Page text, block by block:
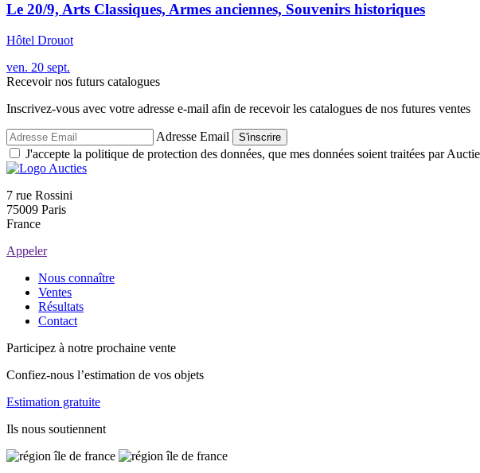
Le 20/9, Arts Classiques, Armes anciennes, Souvenirs historiques
Hôtel Drouot
ven. 20 sept.
Recevoir nos futurs catalogues
Inscrivez-vous avec votre adresse e-mail afin de recevoir les catalogues de nos futures ventes
Adresse Email S'inscrire
J'accepte la politique de protection des données, que mes données soient traitées par
7 rue Rossini
75009 Paris
France
Appeler
Nous connaître
Ventes
Résultats
Contact
Participez à notre prochaine vente
Confiez-nous l’estimation de vos objets
Estimation gratuite
Ils nous soutiennent